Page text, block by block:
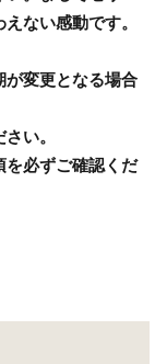
ない感動です。
変更となる場合
い。
必ずご確認くだ